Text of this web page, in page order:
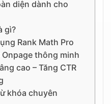
diện dành cho
gì?
Rank Math Pro
Onpage thông minh
cao – Tăng CTR
khóa chuyên